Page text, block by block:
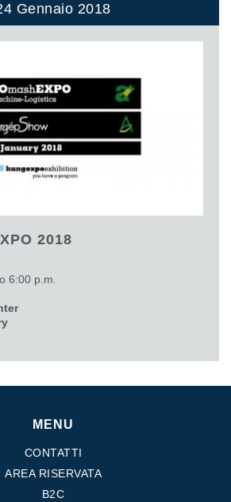
Gennaio 2018
2018
6:00 p.m.
MENU
CONTATTI
AREA RISERVATA
B2C